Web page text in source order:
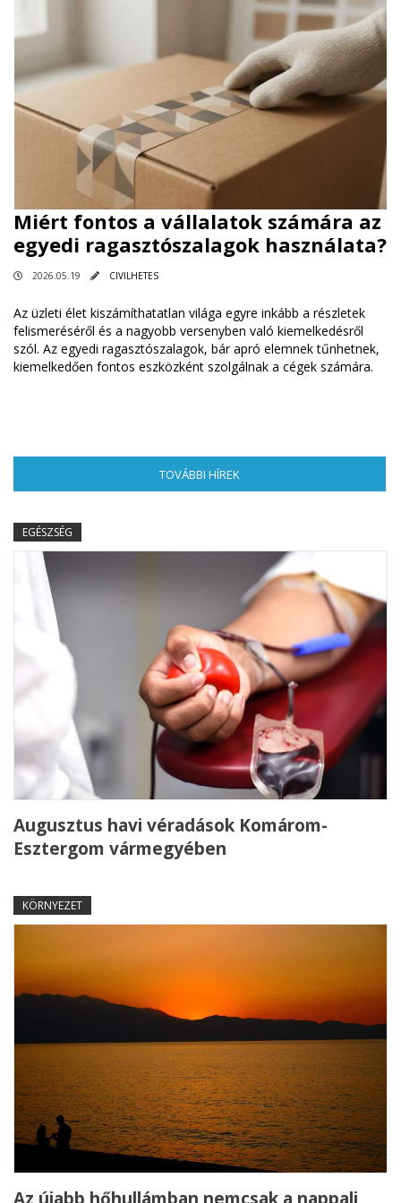
Miért fontos a vállalatok számára az
egyedi ragasztószalagok használata?
2026.05.19 CIVILHETES
Az üzleti élet kiszámíthatatlan világa egyre inkább a részletek
felismeréséről és a nagyobb versenyben való kiemelkedésről
szól. Az egyedi ragasztószalagok, bár apró elemnek tűnhetnek,
kiemelkedően fontos eszközként szolgálnak a cégek számára.
TOVÁBBI HÍREK
EGÉSZSÉG
Augusztus havi véradások Komárom-
Esztergom vármegyében
KÖRNYEZET